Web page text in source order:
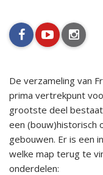
De verzameling van
prima vertrekpunt
grootste deel
een (bouw)historisch
gebouwen. Er is een
welke map terug te
onderdelen: